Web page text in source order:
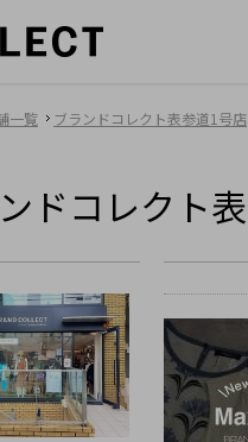
一覧 ブランドコレクト表参道1号店
ドコレクト